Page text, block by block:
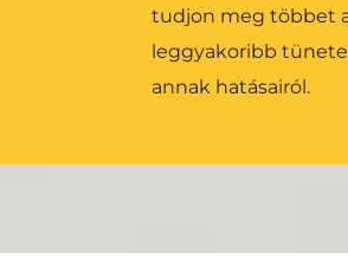
tudjon meg többet
leggyakoribb
annak hatásairól.